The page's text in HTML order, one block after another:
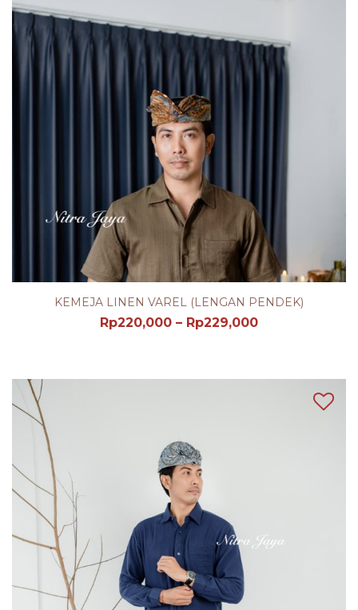
KEMEJA LINEN VAREL (LENGAN PENDEK)
Rp220,000 – Rp229,000